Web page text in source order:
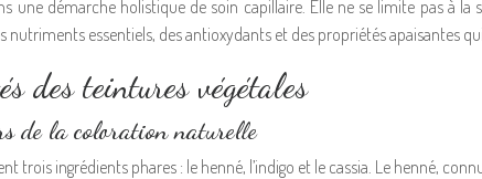
une démarche holistique de soin capillaire. Elle ne se limite pas
nutriments essentiels, des antioxydants et des propriétés apaisantes
des teintures végétales
de la coloration naturelle
trois ingrédients phares : le henné, l’indigo et le cassia. Le henné,